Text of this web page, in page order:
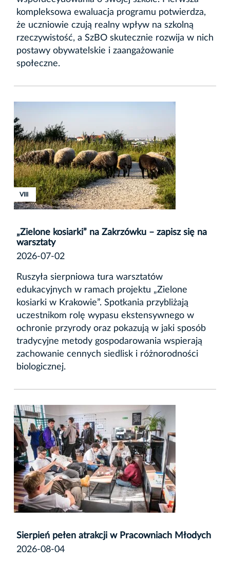
kompleksowa ewaluacja programu potwierdza,
że uczniowie czują realny wpływ na szkolną
rzeczywistość, a SzBO skutecznie rozwija w nich
postawy obywatelskie i zaangażowanie
społeczne.
XVIII
XVIII
VIII
„Zielone kosiarki” na Zakrzówku – zapisz się na
warsztaty
2026-07-02
Ruszyła sierpniowa tura warsztatów
edukacyjnych w ramach projektu „Zielone
kosiarki w Krakowie”. Spotkania przybliżają
uczestnikom rolę wypasu ekstensywnego w
ochronie przyrody oraz pokazują w jaki sposób
tradycyjne metody gospodarowania wspierają
zachowanie cennych siedlisk i różnorodności
biologicznej.
Sierpień pełen atrakcji w Pracowniach Młodych
2026-08-04